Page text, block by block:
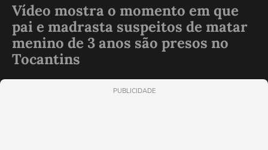
Vídeo mostra o momento em que
pai e madrasta suspeitos de matar
menino de 3 anos são presos no
Tocantins
PUBLICIDADE